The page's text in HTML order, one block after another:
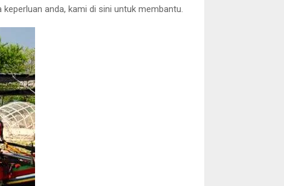
anda, kami di sini untuk membantu.